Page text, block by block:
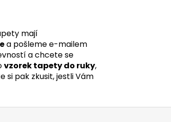
mají
a pošleme e-mailem
a chcete se
vzorek tapety do ruky,
si pak zkusit, jestli Vám